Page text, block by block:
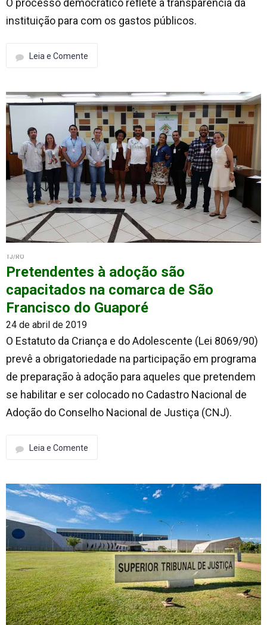
O processo democrático reflete a transparência da
instituição para com os gastos públicos.
Leia e Comente
TJ/RO
Pretendentes à adoção são
capacitados na comarca de São
Francisco do Guaporé
24 de abril de 2019
O Estatuto da Criança e do Adolescente (Lei 8069/90)
prevê a obrigatoriedade na participação em programa
de preparação à adoção para aqueles que pretendem
se habilitar e ser colocado no Cadastro Nacional de
Adoção do Conselho Nacional de Justiça (CNJ).
Leia e Comente